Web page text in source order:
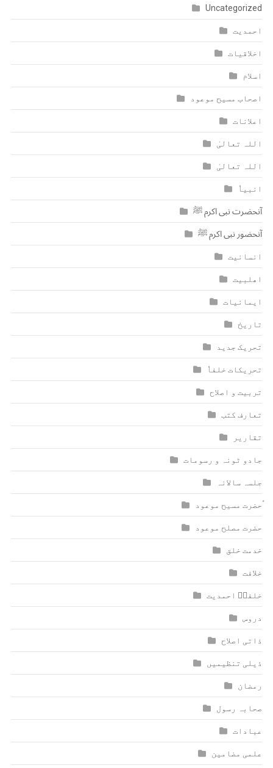
Uncategorized
احمدیت
اخلاقیات
اسلام
اصحاب مسیح موعود
اعلانات
اللہ تعالیٰ
اللہ تعالیٰ
انبیاٗ
آنحضرت نبی اکرم ﷺ
آنحضور نبی اکرم ﷺ
انسانیت
اھلبیت
ایمانیات
تاریخ
تحریک جدید
تحریکات خلفاٗ
تربیت و اصلاح
تعارف کتب
تقاریر
جادو ٹونہ و رسومات
جلسہ سالانہ
ٰؑحضرت مسیح موعود
حضرت مصلح موعود
خدمت خلق
خلافت
خلفاؑ احمدیت
دروس
ذاتی اصلاح
ذیلی تنظیمیں
رمضان
صحابہ رسول
عبادات
علمی مضامین